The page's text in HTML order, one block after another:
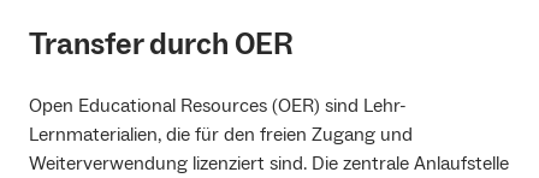
Transfer durch OER
Open Educational Resources (OER) sind Lehr-
Lernmaterialien, die für den freien Zugang und
Weiterverwendung lizenziert sind. Die zentrale Anlaufstelle